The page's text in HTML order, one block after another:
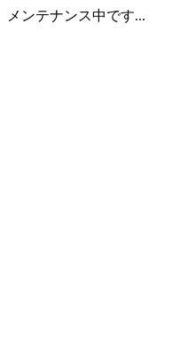
メンテナンス中です...